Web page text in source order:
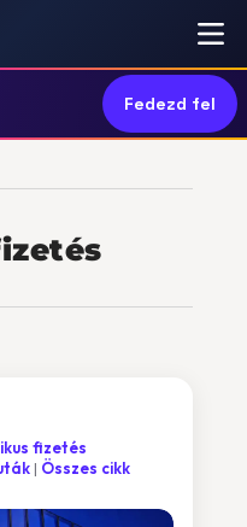
Fedezd fel
fizetés
Összes cikk